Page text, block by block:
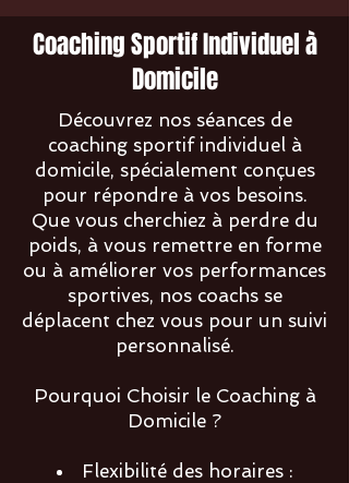
Coaching Sportif Individuel à
Domicile
Découvrez nos séances de
coaching sportif individuel à
domicile, spécialement conçues
pour répondre à vos besoins.
Que vous cherchiez à perdre du
poids, à vous remettre en forme
ou à améliorer vos performances
sportives, nos coachs se
déplacent chez vous pour un suivi
personnalisé.
Pourquoi Choisir le Coaching à
Domicile ?
Flexibilité des horaires :